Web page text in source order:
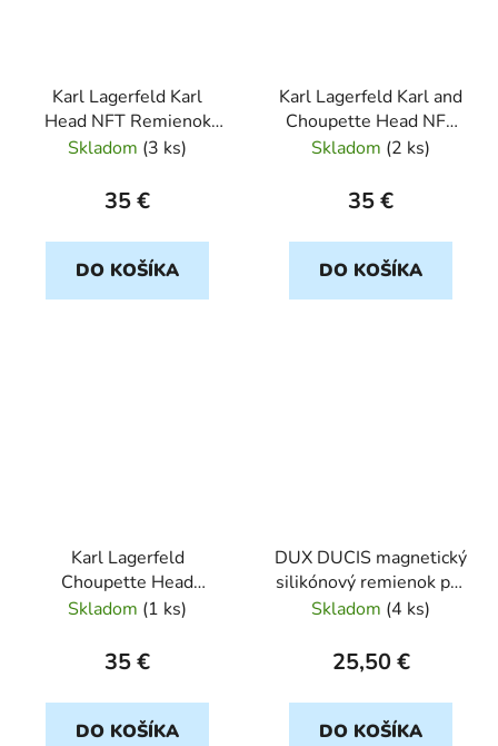
Karl Lagerfeld Karl
Head NFT Remienok
pre Apple Watch
Skladom (3 ks)
35 €
DO KOŠÍKA
Karl Lagerfeld Karl and
Choupette Head NFT
Remienok pre Apple
cierny
Skladom (2 ks)
35 €
DO KOŠÍKA
Karl Lagerfeld
Choupette Head
remienok pre Apple
ruzovy
Skladom (1 ks)
35 €
DO KOŠÍKA
DUX DUCIS magnetický
silikónový remienok pre
Apple Watch
Skladom (4 ks)
25,50 €
DO KOŠÍKA